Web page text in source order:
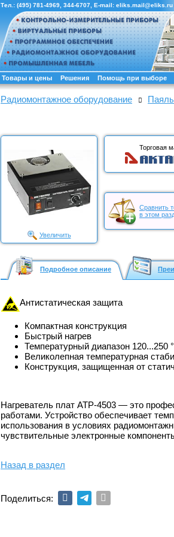
Тел.: (495) 781-4969 344-6707 , E-mail: eliks.mail@eliks.ru
Товары и цены Решения Помощь при выборе
Радиомонтажное оборудование
Увеличить
Торговая
Сравнить
в этом
Подробное описание
Антистатическая защита
Компактная конструкция
Быстрый нагрев
Температурный диапазон 120...250
Великолепная температурная
Конструкция, защищенная от
Нагреватель плат АТР-4503 — это
работами. Устройство обеспечивает
использования в условиях
чувствительные электронные
Назад в раздел
Поделиться: